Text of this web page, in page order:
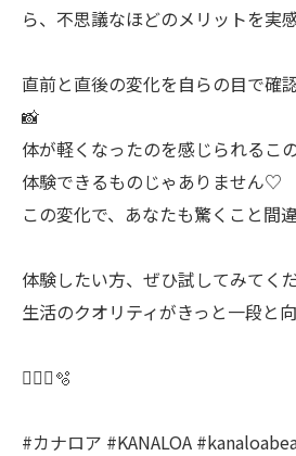
ら、不思議なほどのメリットを実
直前と直後の変化を自らの目で確
📸
体が軽くなったのを感じられるこ
体験できるものじゃありません♡
この変化で、あなたも驚くこと間
体験したい方、ぜひ試してみてく
生活のクオリティがきっと一段と
🧜🏽‍♀️🫧
#カナロア #KANALOA